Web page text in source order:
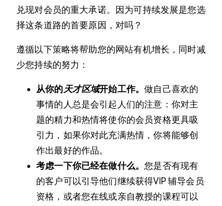
兑现对会员的重大承诺。因为可持续发展是您选
择这条道路的首要原因，对吗？
遵循以下策略将帮助您的网站有机增长，同时减
少您持续的努力：
从你的天才区域开始工作。做自己喜欢的
事情的人总是会引起人们的注意：你对主
题的精力和热情将使你的会员资格更具吸
引力，如果你对此充满热情，你将能够创
作出最好的作品。
考虑一下你已经在做什么。您是否有现有
的客户可以引导他们继续获得VIP 辅导会员
资格，或者您在线或亲自教授的课程可以